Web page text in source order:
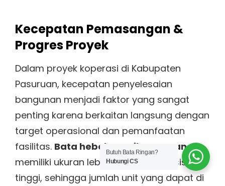
Kecepatan Pemasangan &
Progres Proyek
Dalam proyek koperasi di Kabupaten
Pasuruan, kecepatan penyelesaian
bangunan menjadi faktor yang sangat
penting karena berkaitan langsung dengan
target operasional dan pemanfaatan
fasilitas. Bata hebel Bangil Pasuruan
memiliki ukuran lebih besar dan presisi
tinggi, sehingga jumlah unit yang dapat di
Butuh Bata Ringan?
Hubungi CS